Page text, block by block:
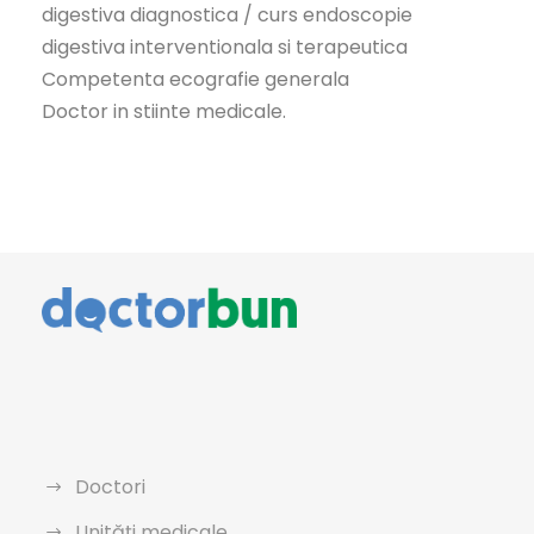
digestiva diagnostica / curs endoscopie
digestiva interventionala si terapeutica
Competenta ecografie generala
Doctor in stiinte medicale.
Doctori